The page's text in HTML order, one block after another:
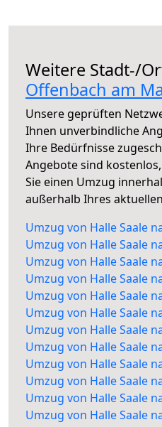
Weitere Stadt-/
Offenbach am
Unsere geprüften
Ihnen unverbindliche
Ihre Bedürfnisse
Angebote sind
Sie einen Umzug
außerhalb Ihres
Umzug von Halle Saale
Umzug von Halle Saale
Umzug von Halle Saale
Umzug von Halle Saale
Umzug von Halle Saale
Umzug von Halle Saale
Umzug von Halle Saale
Umzug von Halle Saale
Umzug von Halle Saale
Umzug von Halle Saale
Umzug von Halle Saale
Umzug von Halle Saale